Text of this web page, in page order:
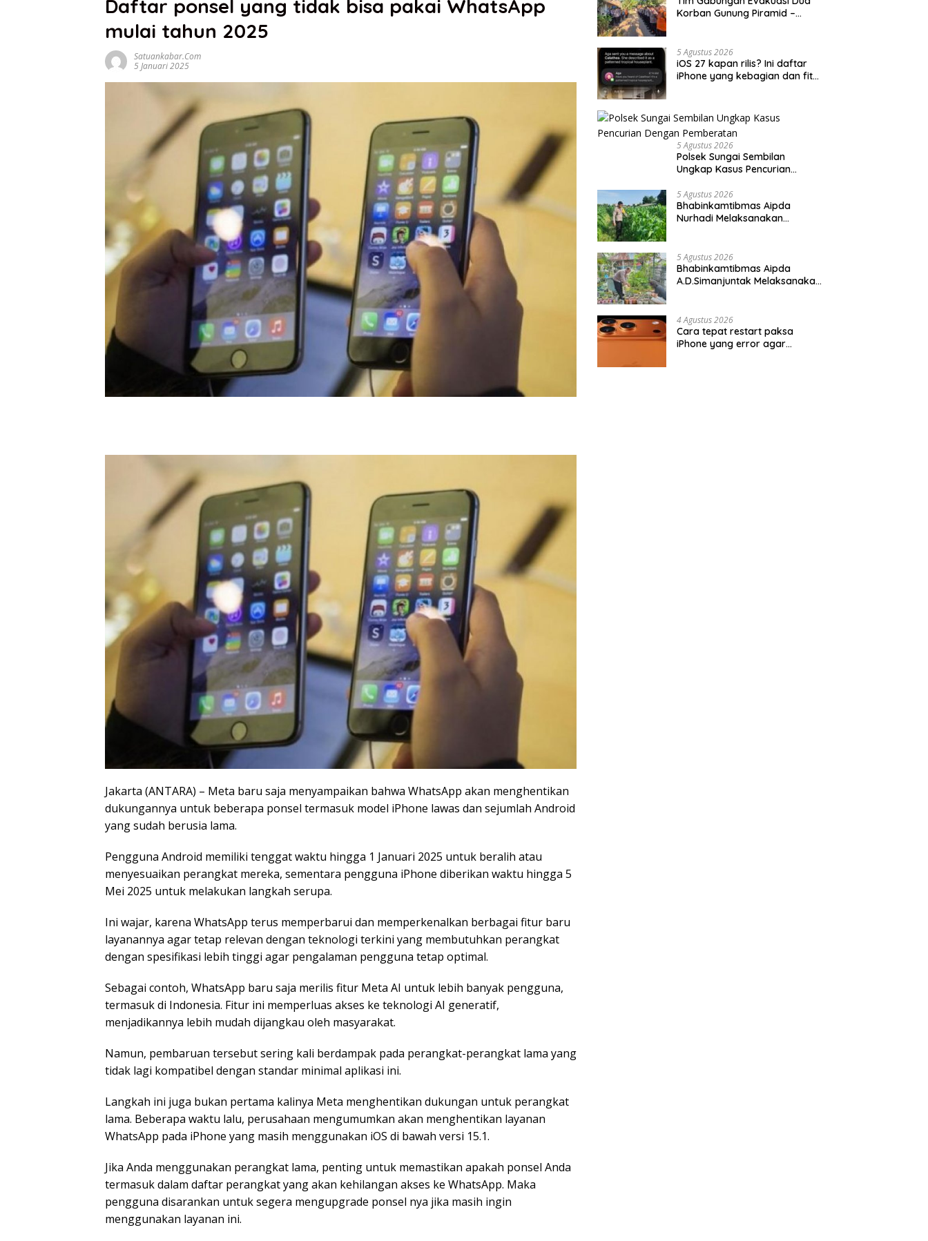
Daftar ponsel yang tidak bisa pakai WhatsApp
mulai tahun 2025
Satuankabar.com
5 Januari 2025
Jakarta (ANTARA) – Meta baru saja menyampaikan bahwa WhatsApp akan menghentikan
dukungannya untuk beberapa ponsel termasuk model iPhone lawas dan sejumlah Android
yang sudah berusia lama.
Pengguna Android memiliki tenggat waktu hingga 1 Januari 2025 untuk beralih atau
menyesuaikan perangkat mereka, sementara pengguna iPhone diberikan waktu hingga 5
Mei 2025 untuk melakukan langkah serupa.
Ini wajar, karena WhatsApp terus memperbarui dan memperkenalkan berbagai fitur baru
layanannya agar tetap relevan dengan teknologi terkini yang membutuhkan perangkat
dengan spesifikasi lebih tinggi agar pengalaman pengguna tetap optimal.
Sebagai contoh, WhatsApp baru saja merilis fitur Meta AI untuk lebih banyak pengguna,
termasuk di Indonesia. Fitur ini memperluas akses ke teknologi AI generatif,
menjadikannya lebih mudah dijangkau oleh masyarakat.
Namun, pembaruan tersebut sering kali berdampak pada perangkat-perangkat lama yang
tidak lagi kompatibel dengan standar minimal aplikasi ini.
Langkah ini juga bukan pertama kalinya Meta menghentikan dukungan untuk perangkat
lama. Beberapa waktu lalu, perusahaan mengumumkan akan menghentikan layanan
WhatsApp pada iPhone yang masih menggunakan iOS di bawah versi 15.1.
Jika Anda menggunakan perangkat lama, penting untuk memastikan apakah ponsel Anda
termasuk dalam daftar perangkat yang akan kehilangan akses ke WhatsApp. Maka
pengguna disarankan untuk segera mengupgrade ponsel nya jika masih ingin
menggunakan layanan ini.
Korban Gunung Piramid –
5 Agustus 2026
iOS 27 kapan rilis? Ini daftar
iPhone yang kebagian dan fitur
5 Agustus 2026
Polsek Sungai Sembilan
Ungkap Kasus Pencurian
5 Agustus 2026
Bhabinkamtibmas Aipda
Nurhadi Melaksanakan
Memantau Penanaman Jagung
Pipil
5 Agustus 2026
Bhabinkamtibmas Aipda
A.D.Simanjuntak Melaksanakan
4 Agustus 2026
Cara tepat restart paksa
iPhone yang error agar